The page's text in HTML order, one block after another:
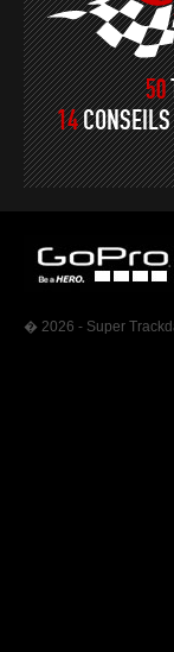
50
14
� 2026 - Super